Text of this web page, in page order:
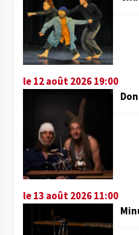
le 12 août 2026 19:00
le 13 août 2026 11:00